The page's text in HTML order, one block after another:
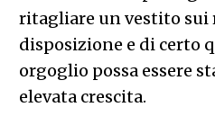
ritagliare un vestito sui
disposizione e di certo
orgoglio possa essere
elevata crescita.